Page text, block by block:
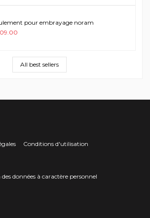
pour embrayage noram
All best sellers
Conditions d'utilisation
données à caractère personnel